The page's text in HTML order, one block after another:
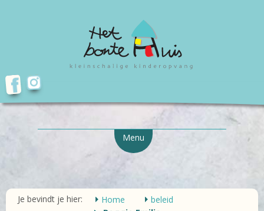
Menu
Je bevindt je hier: Home
beleid